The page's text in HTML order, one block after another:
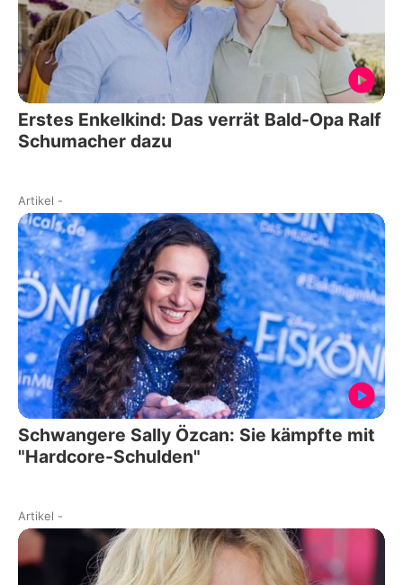
Erstes Enkelkind: Das verrät Bald-Opa Ralf
Schumacher dazu
Artikel -
Schwangere Sally Özcan: Sie kämpfte mit
"Hardcore-Schulden"
Artikel -